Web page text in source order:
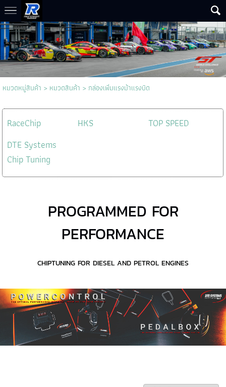
หมวดหมู่สินค้า > หมวดสินค้า > กล่องเพิ่มแรงม้าแรงบิด
RaceChip HKS
TOP SPEED
DTE Systems
Chip Tuning
PROGRAMMED FOR
PERFORMANCE
CHIPTUNING FOR DIESEL AND PETROL ENGINES